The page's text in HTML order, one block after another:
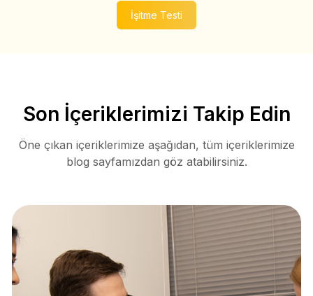
İşitme Testi
Son İçeriklerimizi Takip Edin
Öne çıkan içeriklerimize aşağıdan, tüm içeriklerimize
blog sayfamızdan göz atabilirsiniz.